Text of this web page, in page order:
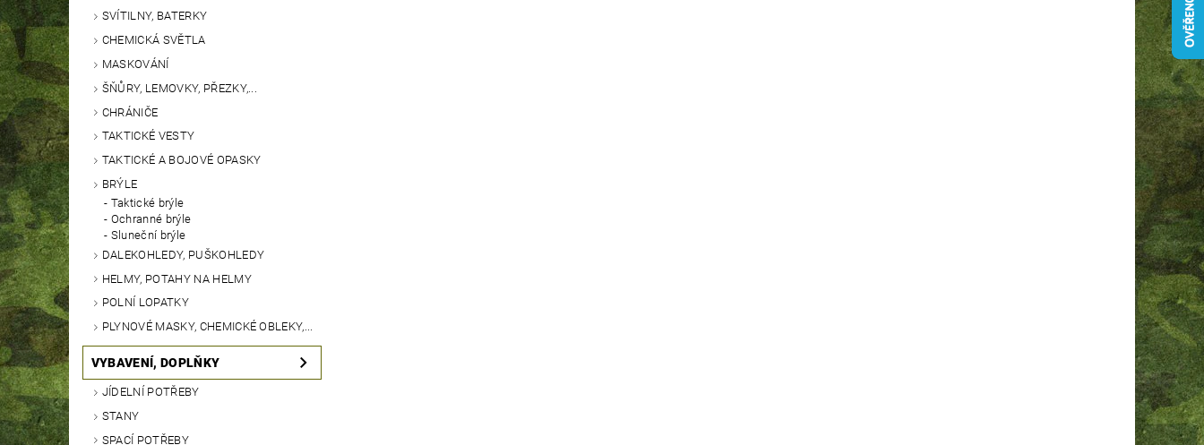
SVÍTILNY, BATERKY
CHEMICKÁ SVĚTLA
MASKOVÁNÍ
ŠŇŮRY, LEMOVKY, PŘEZKY,...
CHRÁNIČE
TAKTICKÉ VESTY
TAKTICKÉ A BOJOVÉ OPASKY
BRÝLE
Taktické brýle
Ochranné brýle
Sluneční brýle
DALEKOHLEDY, PUŠKOHLEDY
HELMY, POTAHY NA HELMY
POLNÍ LOPATKY
PLYNOVÉ MASKY, CHEMICKÉ OBLEKY,...
VYBAVENÍ, DOPLŇKY
JÍDELNÍ POTŘEBY
STANY
SPACÍ POTŘEBY